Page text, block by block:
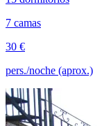
7 camas
30 €
pers./noche (aprox.)